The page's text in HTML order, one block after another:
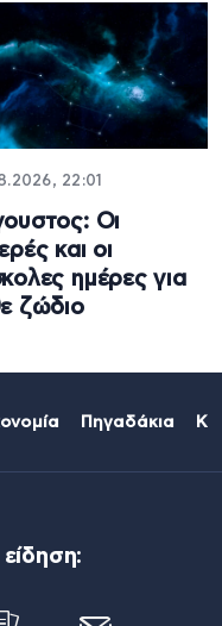
22:01
Οι
και οι
ημέρες για
ζώδιο
Πηγαδάκια